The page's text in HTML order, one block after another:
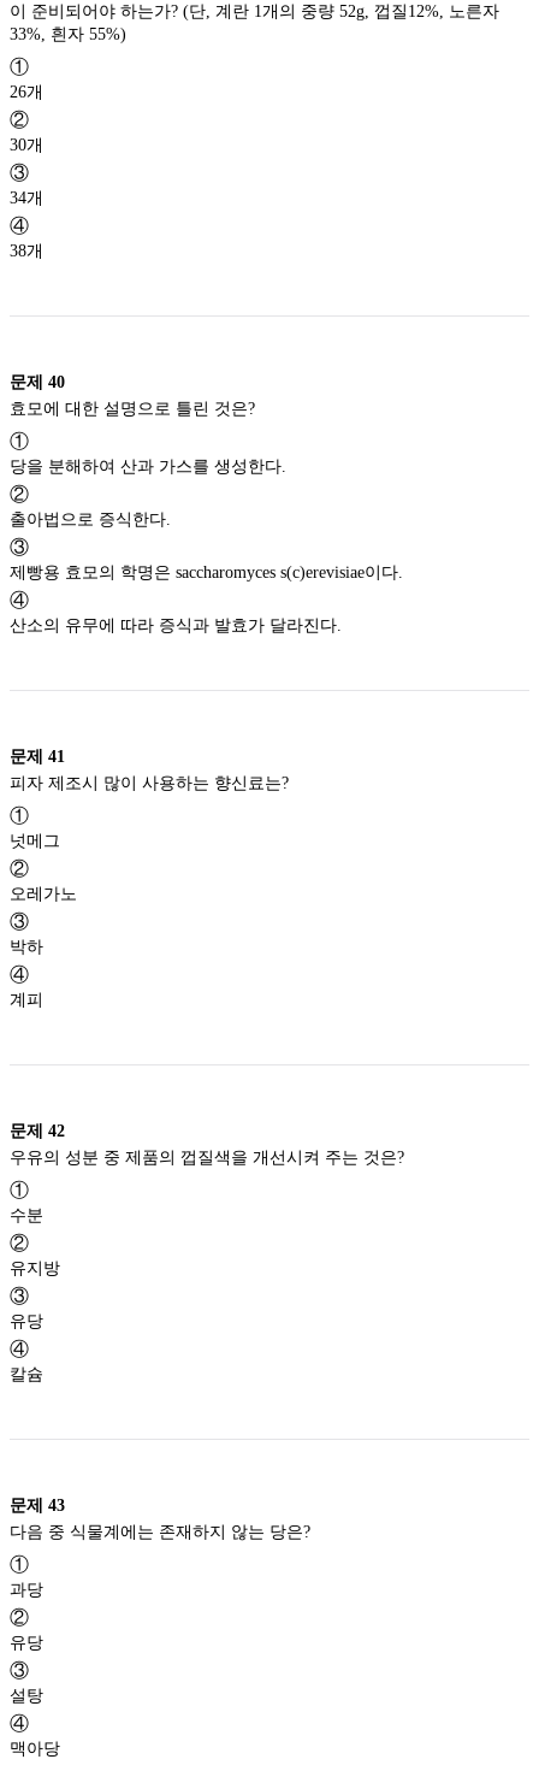
이 준비되어야 하는가? (단, 계란 1개의 중량 52g, 껍질12%, 노른자
33%, 흰자 55%)
①
26개
②
30개
③
34개
④
38개
문제 40
효모에 대한 설명으로 틀린 것은?
①
당을 분해하여 산과 가스를 생성한다.
②
출아법으로 증식한다.
③
제빵용 효모의 학명은 saccharomyces s(c)erevisiae이다.
④
산소의 유무에 따라 증식과 발효가 달라진다.
문제 41
피자 제조시 많이 사용하는 향신료는?
①
넛메그
②
오레가노
③
박하
④
계피
문제 42
우유의 성분 중 제품의 껍질색을 개선시켜 주는 것은?
①
수분
②
유지방
③
유당
④
칼슘
문제 43
다음 중 식물계에는 존재하지 않는 당은?
①
과당
②
유당
③
설탕
④
맥아당